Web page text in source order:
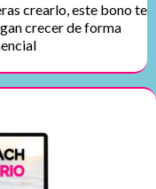
crearlo, este bono te
crecer de forma